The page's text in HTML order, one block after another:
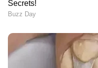
ജിയോസ്റ്റാർ
പാട്ടുകൾ
3 മില്യൺ
നൽകിയിരുന്നു.
സിനിമകളുടെ